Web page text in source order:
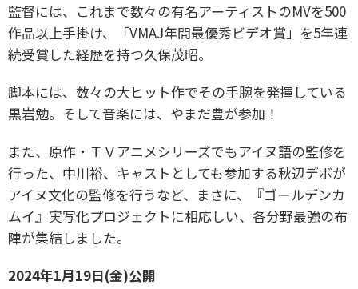
監督には、これまで数々の有名アーティストのMVを500
作品以上手掛け、「VMAJ年間最優秀ビデオ賞」を5年連
続受賞した経歴を持つ久保茂昭。
脚本には、数々の大ヒット作でその手腕を発揮している
黒岩勉。そして音楽には、やまだ豊が参加！
また、原作・ＴＶアニメシリーズでもアイヌ語の監修を
行った、中川裕、キャストとしても参加する秋辺デボが
アイヌ文化の監修を行うなど、まさに、『ゴールデンカ
ムイ』実写化プロジェクトに相応しい、各分野最強の布
陣が集結しました。
2024年1月19日(金)公開